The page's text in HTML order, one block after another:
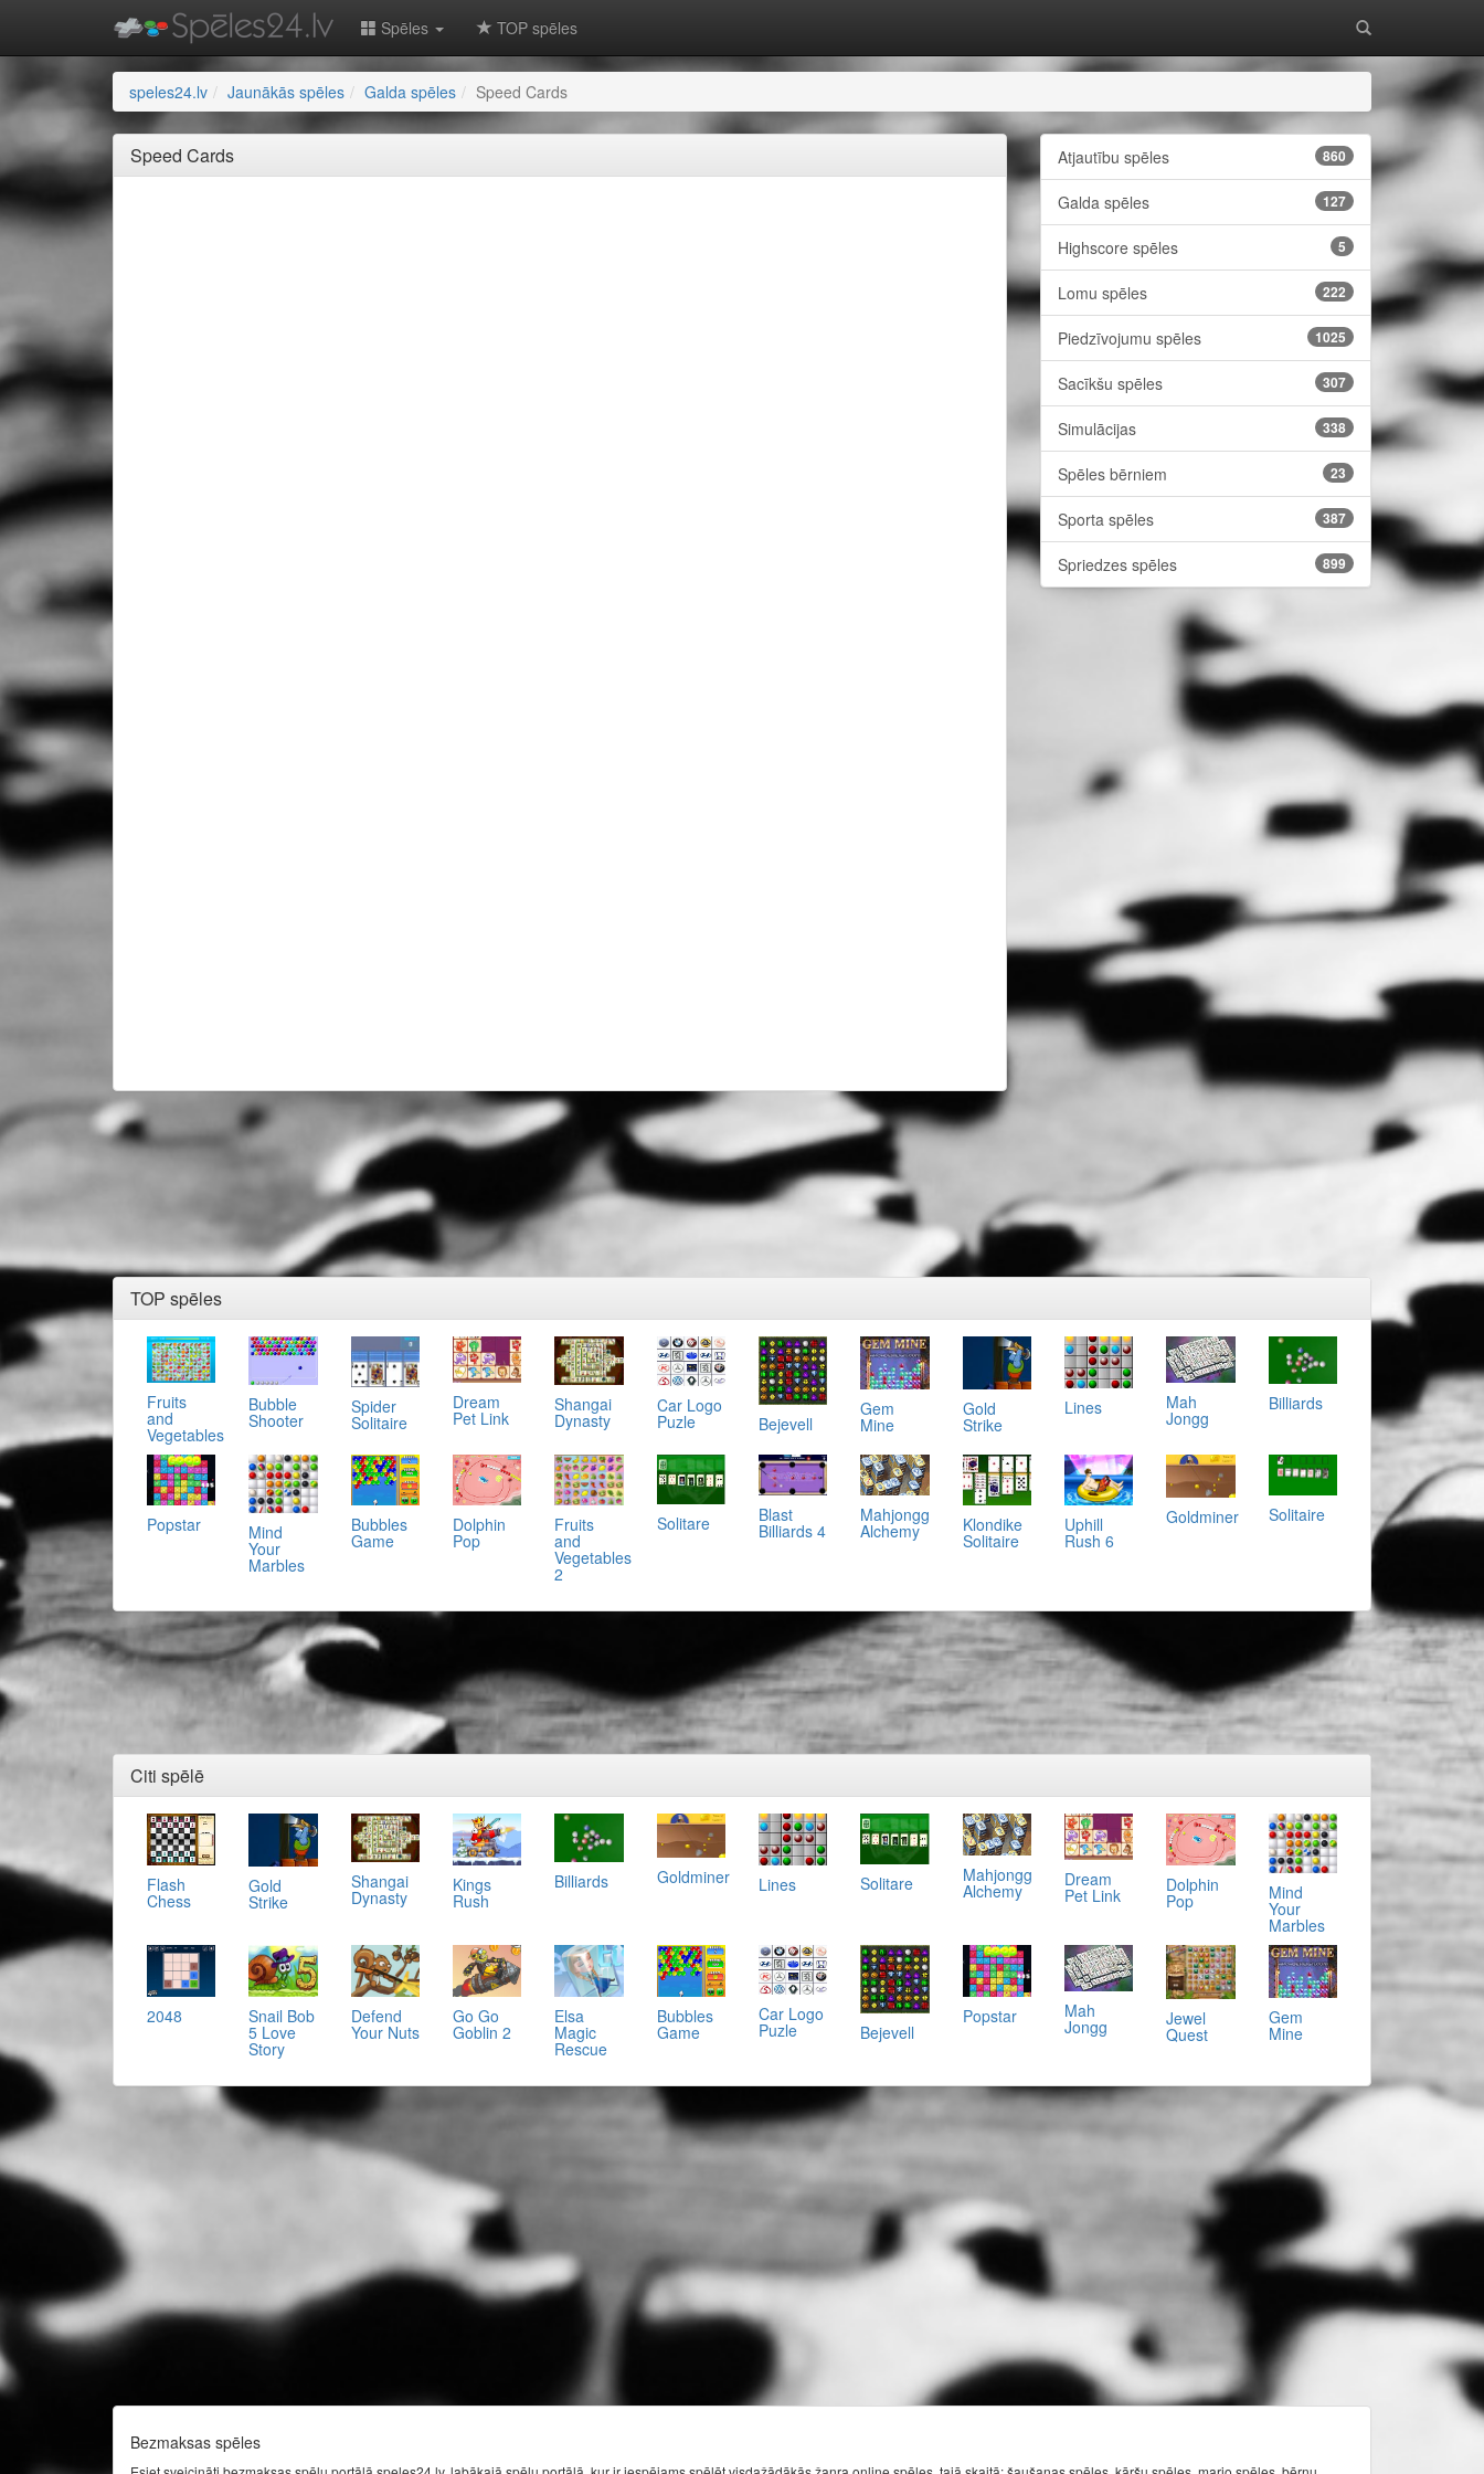
Spēles TOP spēles
speles24.lv Jaunākās spēles Galda spēles Speed Cards
Speed Cards Atjautību spēles 860
Galda spēles 127
Highscore spēles 5
Lomu spēles 222
Piedzīvojumu spēles 1025
Sacīkšu spēles 307
Simulācijas 338
Spēles bērniem 23
Sporta spēles 387
Spriedzes spēles 899
TOP spēles
Fruits
and
Vegetables
Bubble
Shooter
Spider
Solitaire
Dream
Pet Link
Shangai
Dynasty
Car Logo
Puzle Bejevell
Gem
Mine
Gold
Strike
Lines Mah
Jongg
Billiards
Popstar Mind
Your
Marbles
Bubbles
Game
Dolphin
Pop
Fruits
and
Vegetables
2
Solitare Blast
Billiards 4
Mahjongg
Alchemy Klondike
Solitaire
Uphill
Rush 6
Goldminer Solitaire
Citi spēlē
Flash
Chess
Gold
Strike
Shangai
Dynasty
Kings
Rush
Billiards Goldminer Lines Solitare Mahjongg
Alchemy
Dream
Pet Link Dolphin
Pop Mind
Your
Marbles
2048 Snail Bob
5 Love
Story
Defend
Your Nuts
Go Go
Goblin 2
Elsa
Magic
Rescue
Bubbles
Game
Car Logo
Puzle Bejevell
Popstar Mah
Jongg Jewel
Quest
Gem
Mine
Bezmaksas spēles